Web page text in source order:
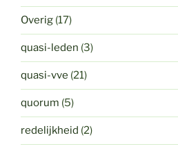
Overig (17)
quasi-leden (3)
quasi-vve (21)
quorum (5)
redelijkheid (2)